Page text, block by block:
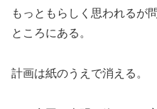
もっともらしく思われるが
ところにある。
計画は紙のうえで消える。